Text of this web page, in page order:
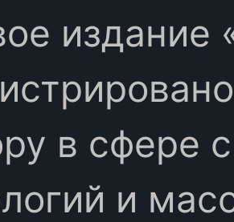
издание
в сфере
и